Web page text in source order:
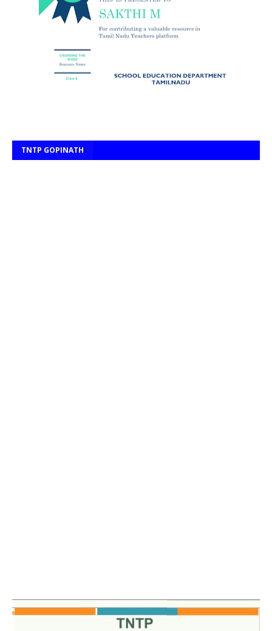
TNTP GOPINATH